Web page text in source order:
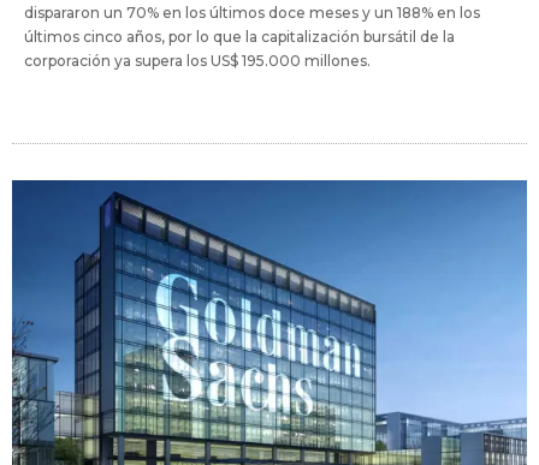
dispararon un 70% en los últimos doce meses y un 188% en los
últimos cinco años, por lo que la capitalización bursátil de la
corporación ya supera los US$ 195.000 millones.